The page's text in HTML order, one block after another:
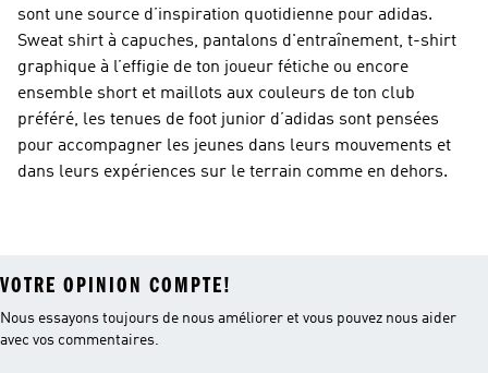
sont une source d’inspiration quotidienne pour adidas.
Sweat shirt à capuches, pantalons d'entraînement, t-shirt
graphique à l’effigie de ton joueur fétiche ou encore
ensemble short et maillots aux couleurs de ton club
préféré, les tenues de foot junior d’adidas sont pensées
pour accompagner les jeunes dans leurs mouvements et
dans leurs expériences sur le terrain comme en dehors.
VOTRE OPINION COMPTE!
Nous essayons toujours de nous améliorer et vous pouvez nous aider
avec vos commentaires.